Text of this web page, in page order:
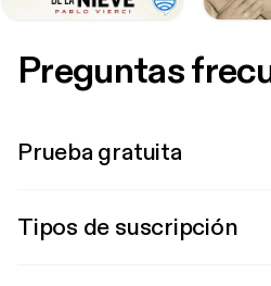
Preguntas
Prueba gratuita
Tipos de suscripción